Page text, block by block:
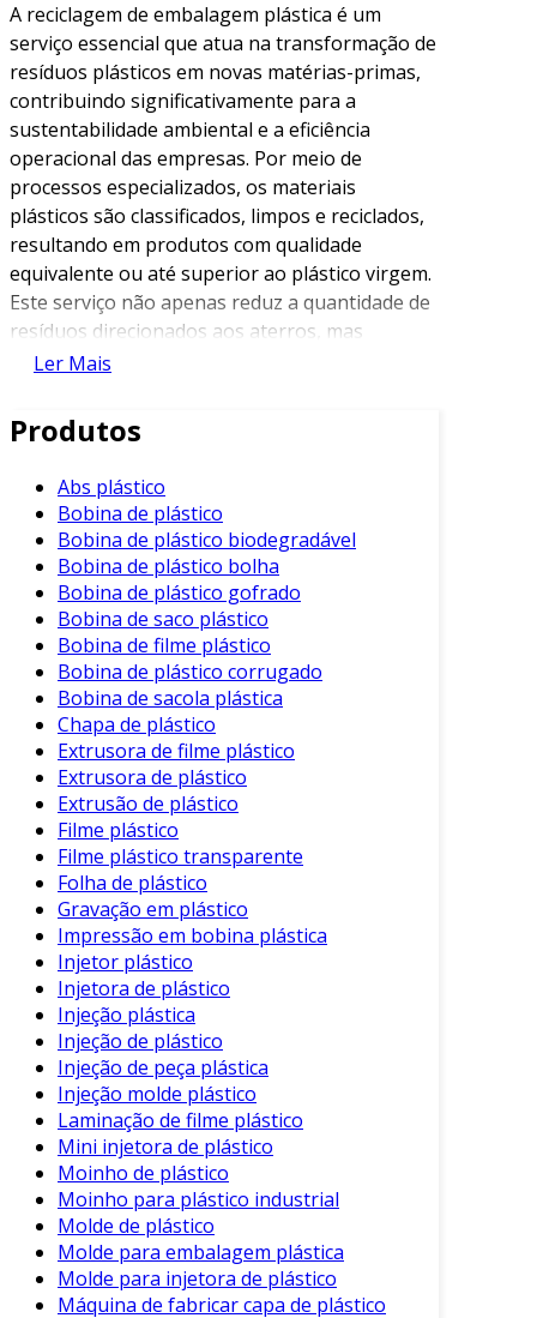
A reciclagem de embalagem plástica é um
serviço essencial que atua na transformação de
resíduos plásticos em novas matérias-primas,
contribuindo significativamente para a
sustentabilidade ambiental e a eficiência
operacional das empresas. Por meio de
processos especializados, os materiais
plásticos são classificados, limpos e reciclados,
resultando em produtos com qualidade
equivalente ou até superior ao plástico virgem.
Este serviço não apenas reduz a quantidade de
resíduos direcionados aos aterros, mas
também minimiza a demanda por recursos
consciente.
embalagem plástica oferecida pelos nossos
parceiros do Soluções Industriais são amplas.
Em primeiro lugar, a adoção dessa prática pode
resultar em consideráveis economias de custos,
uma vez que o uso de materiais reciclados
diminui as despesas relacionadas à aquisição de
plásticos novos. Além disso, a reciclagem de
plásticos também pode gerar créditos de
carbono, beneficiando empresas que buscam
melhorar suas credenciais ambientais.
Diferente de muitas opções no mercado,
nossos parceiros utilizam tecnologias
avançadas que garantem a qualidade do
material reciclado, assegurando que as
empresas atendam a rigorosos padrões de
produção.
Em um cenário onde a eficiência e a
conformidade regulatória são cruciais, a
reciclagem de embalagem plástica se apresenta
como uma solução estratégica. Por exemplo,
empresas de alimentos e bebidas estão
frequentemente sob pressão para reduzir seu
impacto ambiental e podem obter vantagens
substanciais ao incorporar plástico reciclado
em suas operações. Esse compromisso com a
sustentabilidade não só melhora a imagem da
marca, mas também atende a demandas de
consumidores cada vez mais conscientes sobre
Ler Mais
Produtos
Abs plástico
Bobina de plástico
Bobina de plástico biodegradável
Bobina de plástico bolha
Bobina de plástico gofrado
Bobina de saco plástico
Bobina de filme plástico
Bobina de plástico corrugado
Bobina de sacola plástica
Chapa de plástico
Extrusora de filme plástico
Extrusora de plástico
Extrusão de plástico
Filme plástico
Filme plástico transparente
Folha de plástico
Gravação em plástico
Impressão em bobina plástica
Injetor plástico
Injetora de plástico
Injeção plástica
Injeção de plástico
Injeção de peça plástica
Injeção molde plástico
Laminação de filme plástico
Mini injetora de plástico
Moinho de plástico
Moinho para plástico industrial
Molde de plástico
Molde para embalagem plástica
Molde para injetora de plástico
Máquina de fabricar capa de plástico